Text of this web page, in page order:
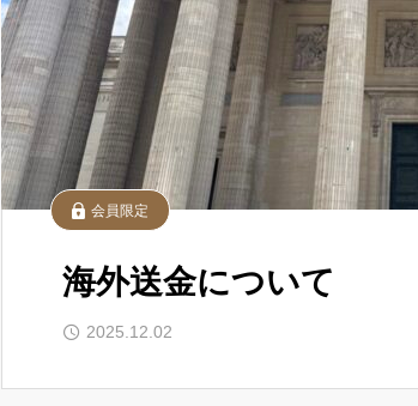
会員限定
海外送金について
2025.12.02